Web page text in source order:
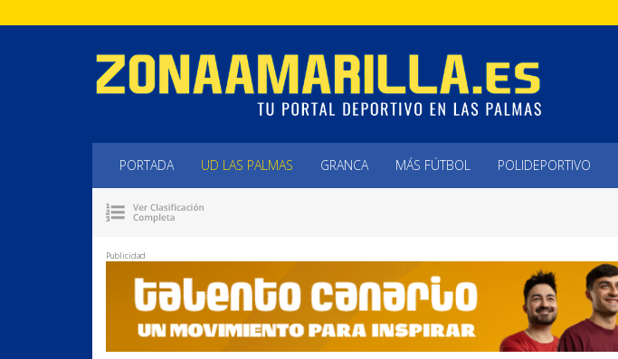
PORTADA UD LAS PALMAS GRANCA MÁS FÚTBOL POLIDEPORTIVO
Publicidad